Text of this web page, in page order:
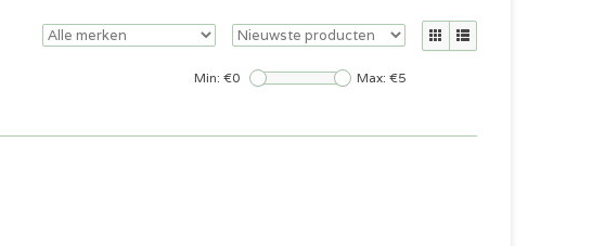
Min: €0 Max: €5